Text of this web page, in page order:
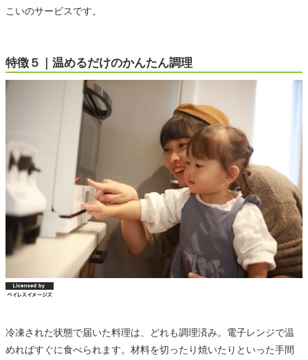
こいのサービスです。
特徴５｜温めるだけのかんたん調理
冷凍された状態で届いた料理は、どれも調理済み。電子レンジで温
めればすぐに食べられます。材料を切ったり焼いたりといった手間